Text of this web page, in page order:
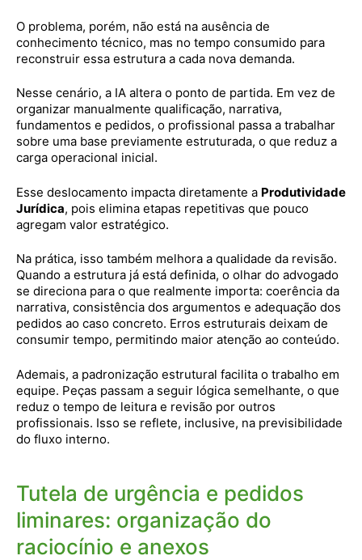
O problema, porém, não está na ausência de
conhecimento técnico, mas no tempo consumido para
reconstruir essa estrutura a cada nova demanda.
Nesse cenário, a IA altera o ponto de partida. Em vez de
organizar manualmente qualificação, narrativa,
fundamentos e pedidos, o profissional passa a trabalhar
sobre uma base previamente estruturada, o que reduz a
carga operacional inicial.
Esse deslocamento impacta diretamente a Produtividade
Jurídica, pois elimina etapas repetitivas que pouco
agregam valor estratégico.
Na prática, isso também melhora a qualidade da revisão.
Quando a estrutura já está definida, o olhar do advogado
se direciona para o que realmente importa: coerência da
narrativa, consistência dos argumentos e adequação dos
pedidos ao caso concreto. Erros estruturais deixam de
consumir tempo, permitindo maior atenção ao conteúdo.
Ademais, a padronização estrutural facilita o trabalho em
equipe. Peças passam a seguir lógica semelhante, o que
reduz o tempo de leitura e revisão por outros
profissionais. Isso se reflete, inclusive, na previsibilidade
do fluxo interno.
Tutela de urgência e pedidos
liminares: organização do
raciocínio e anexos